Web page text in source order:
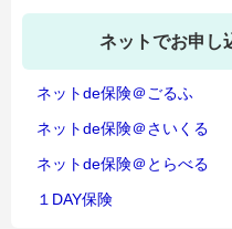
ネットでお申し
ネットde保険＠ごるふ
ネットde保険＠さいくる
ネットde保険＠とらべる
１DAY保険